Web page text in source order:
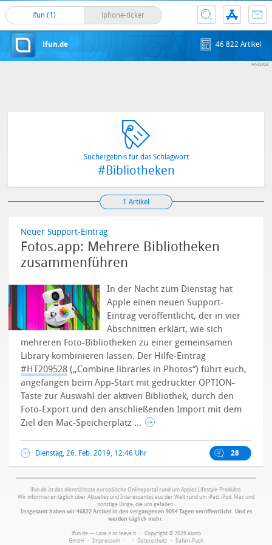
ifun (1) iphone-ticker
ifun.de 46 822 Artikel
Suchergebnis für das Schlagwort
#Bibliotheken
1 Artikel
Neuer Support-Eintrag
Fotos.app: Mehrere Bibliotheken
zusammenführen
In der Nacht zum Dienstag hat
Apple einen neuen Support-
Eintrag veröffentlicht, der in vier
Abschnitten erklärt, wie sich
mehreren Foto-Bibliotheken zu einer gemeinsamen
Library kombinieren lassen. Der Hilfe-Eintrag
#HT209528 („Combine libraries in Photos“) führt euch,
angefangen beim App-Start mit gedrückter OPTION-
Taste zur Auswahl der aktiven Bibliothek, durch den
Foto-Export und den anschließenden Import mit dem
Ziel den Mac-Speicherplatz ...
Dienstag, 26. Feb. 2019, 12:46 Uhr 28
ifun.de ist das dienstälteste europäische Onlineportal rund um Apples Lifestyle-Produkte.
Wir informieren täglich über Aktuelles und Interessantes aus der Welt rund um iPad, iPod, Mac und
sonstige Dinge, die uns gefallen.
Insgesamt haben wir 46822 Artikel in den vergangenen 9054 Tagen veröffentlicht. Und es
werden täglich mehr.
ifun.de — Love it or leave it · Copyright © 2026 aketo
GmbH · Impressum · · Datenschutz · Safari-Push